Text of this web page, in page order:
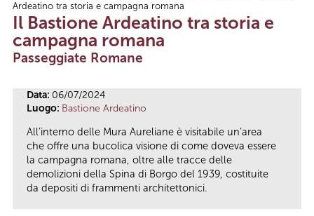
Tu sei qui
Ardeatino tra storia e campagna romana
Il Bastione Ardeatino tra storia e
campagna romana
Passeggiate Romane
Data: 06/07/2024
Luogo: Bastione Ardeatino
All’interno delle Mura Aureliane è visitabile un’area
che offre una bucolica visione di come doveva essere
la campagna romana, oltre alle tracce delle
demolizioni della Spina di Borgo del 1939, costituite
da depositi di frammenti architettonici.